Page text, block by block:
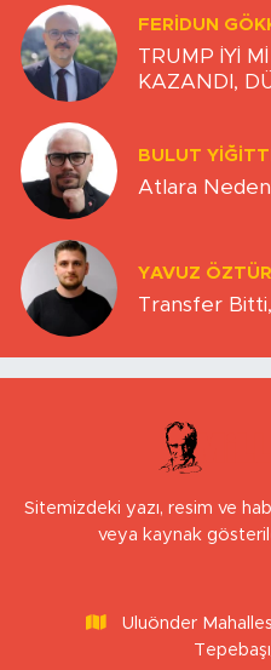
FERIDUN
TRUMP İYİ
KAZANDI,
BULUT
Atlara
YAVUZ
Transfer
Sitemizdeki yazı, resim ve
veya kaynak
Uluönder